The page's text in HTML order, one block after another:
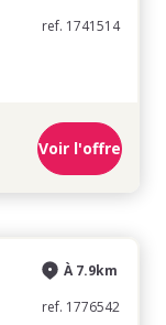
ref. 1741514
Voir l'offre
À 7.9km
ref. 1776542